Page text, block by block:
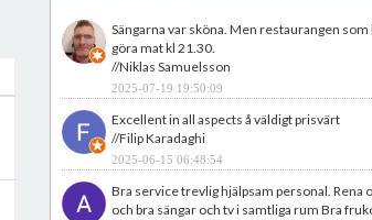
Sängarna var sköna. Men restaurangen
göra mat kl 21.30.
//Niklas Samuelsson
2025-07-19 19:50:09
Excellent in all aspects å väldigt prisvärt
//Filip Karadaghi
2025-06-15 06:48:54
Bra service trevlig hjälpsam personal. Rena
och bra sängar och tv i samtliga rum Bra